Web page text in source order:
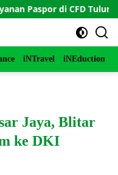
di CFD Tulungagung
iNTravel iNEduction
Jaya, Blitar
ke DKI